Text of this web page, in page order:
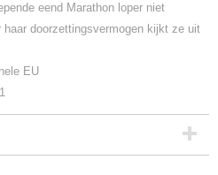
eend Marathon loper niet
haar doorzettingsvermogen kijkt ze uit
EU